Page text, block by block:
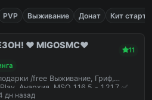
PVP Выживание Донат Кит старт
❤️ MIGOSMC❤️
11
/free Выживание, Гриф,
Анархия, MSO 1.16.5 - 1.21.7 ✅
дн назад